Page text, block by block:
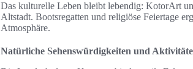
Das kulturelle Leben bleibt lebendig: KotorArt
Altstadt. Bootsregatten und religiöse Feiertage
Atmosphäre.
Natürliche Sehenswürdigkeiten und